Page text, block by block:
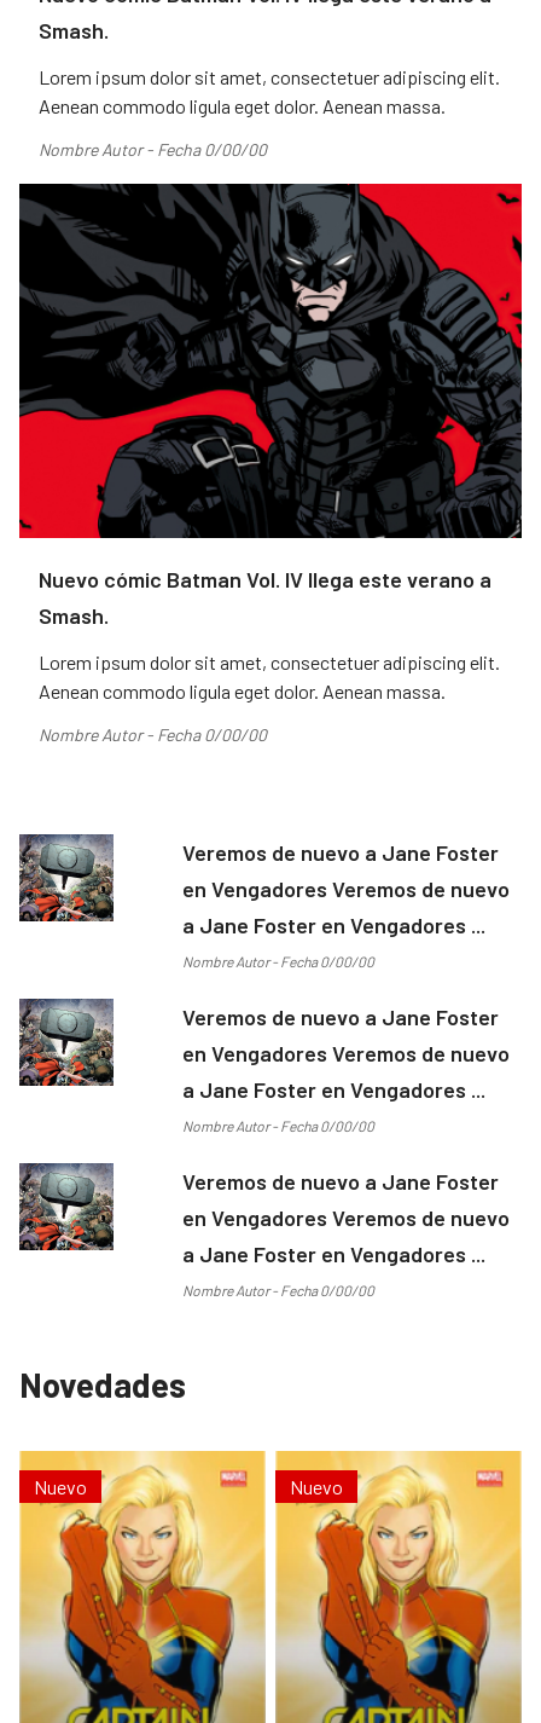
Smash.
Lorem ipsum dolor sit amet, consectetuer adipiscing elit.
Aenean commodo ligula eget dolor. Aenean massa.
Nombre Autor - Fecha 0/00/00
Nuevo cómic Batman Vol. IV llega este verano a
Smash.
Lorem ipsum dolor sit amet, consectetuer adipiscing elit.
Aenean commodo ligula eget dolor. Aenean massa.
Nombre Autor - Fecha 0/00/00
Veremos de nuevo a Jane Foster
en Vengadores Veremos de nuevo
a Jane Foster en Vengadores ...
Nombre Autor - Fecha 0/00/00
Veremos de nuevo a Jane Foster
en Vengadores Veremos de nuevo
a Jane Foster en Vengadores ...
Nombre Autor - Fecha 0/00/00
Veremos de nuevo a Jane Foster
en Vengadores Veremos de nuevo
a Jane Foster en Vengadores ...
Nombre Autor - Fecha 0/00/00
Novedades
Nuevo Nuevo